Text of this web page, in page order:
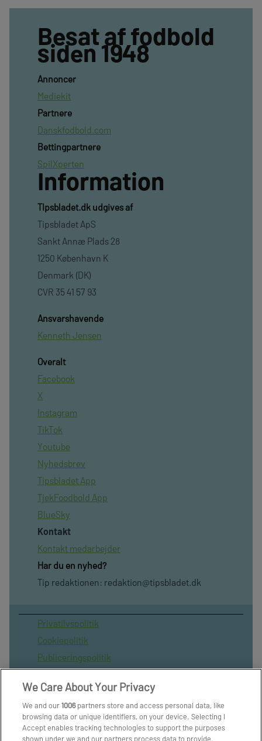
Besat af fodbold
siden 1948
Annoncer
Mediekit
Partnere
Danskfodbold.com
Bettingpartnere
SpilXperten
Information
TIpsbladet.dk udgives af
Tipsbladet ApS
Sankt Annæ Plads 28
1250 København K
Denmark (DK)
CVR 35 41 57 93
Ansvarshavende
Kenneth Jensen
Overalt
Facebook
X
Instagram
TikTok
Youtube
Nyhedsbrev
Tipsbladet App
TjekFoodbold App
BlueSky
Kontakt
Kontakt medarbejder
Har du en nyhed?
Tip redaktionen: redaktion@tipsbladet.dk
Privatilvspolitik
Cookiepolitik
Publiceringspolitik
Spil ansvarligt
Administrer samtykke
Arkiv
We Care About Your Privacy
We and our1006partners store and access personal data, like
browsing data or unique identifiers, on your device. Selecting I
Accept enables tracking technologies to support the purposes
shown under we and our partners process data to provide.